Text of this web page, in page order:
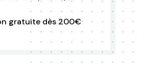
gratuite dès 200€